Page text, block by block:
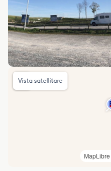
MapLibre
Vista satellitare